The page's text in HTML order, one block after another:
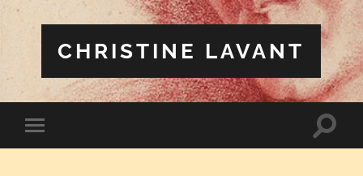
CHRISTINE LAVANT
Mobile-
Menü